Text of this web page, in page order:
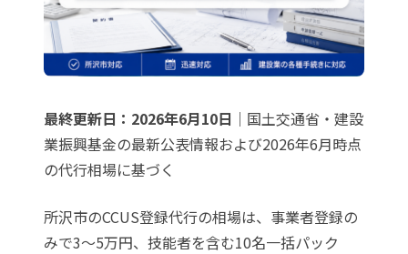
最終更新日：2026年6月10日 ｜国土交通省・建設
業振興基金の最新公表情報および2026年6月時点
の代行相場に基づく
所沢市のCCUS登録代行の相場は、事業者登録の
みで3〜5万円、技能者を含む10名一括パック